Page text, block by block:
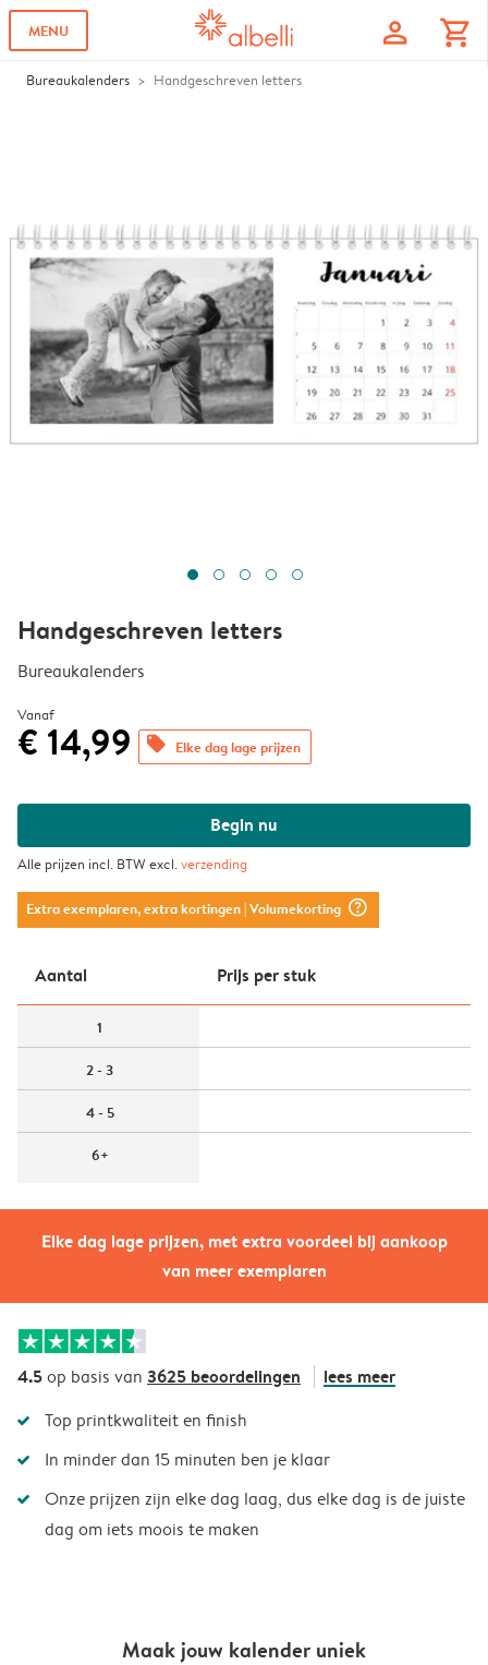
MENU profile shopping_cart
Bureaukalenders Handgeschreven letters
Elke dag lage prijzen, met extra voordeel bij aankoop
van meer exemplaren
Handgeschreven letters
Bureaukalenders
Vanaf
€ 14,99 offers Elke dag lage prijzen
Begin nu
Alle prijzen incl. BTW excl.verzending
Extra exemplaren, extra kortingen| Volumekorting question_mark_circle
Aantal Prijs per stuk
1
2 - 3
4 - 5
6+
4.5op basis van 3625 beoordelingen lees meer
Top printkwaliteit en finish
In minder dan 15 minuten ben je klaar
Onze prijzen zijn elke dag laag, dus elke dag is de juiste
dag om iets moois te maken
Maak jouw kalender uniek